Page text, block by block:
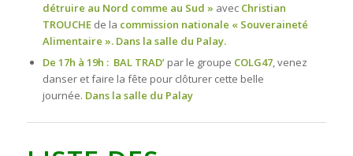
détruire au Nord comme au Sud » avecChristian
TROUCHE de la commission nationale « Souveraineté
Alimentaire ». Dans la salle du Palay.
De 17h à 19h : BAL TRAD’par le groupe COLG47, venez
danser et faire la fête pour clôturer cette belle
journée. Dans la salle du Palay